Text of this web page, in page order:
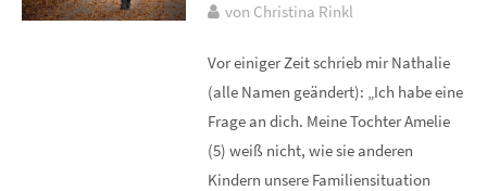
von Christina Rinkl
Vor einiger Zeit schrieb mir Nathalie
(alle Namen geändert): „Ich habe eine
Frage an dich. Meine Tochter Amelie
(5) weiß nicht, wie sie anderen
Kindern unsere Familiensituation